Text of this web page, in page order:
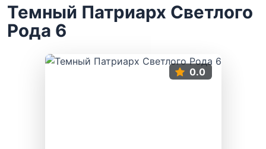
Темный Патриарх Светлого
Рода 6
0.0